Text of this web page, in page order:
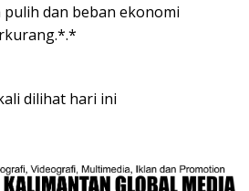
dan beban ekonomi
dilihat hari ini